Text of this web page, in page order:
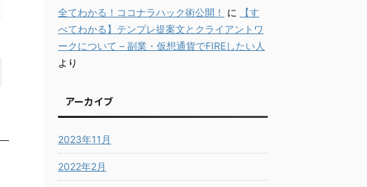
全てわかる！ココナラハック術公開！
に
【す
べてわかる】テンプレ提案文とクライアントワ
ークについて – 副業・仮想通貨でFIREしたい人
より
アーカイブ
2023年11月
2022年2月